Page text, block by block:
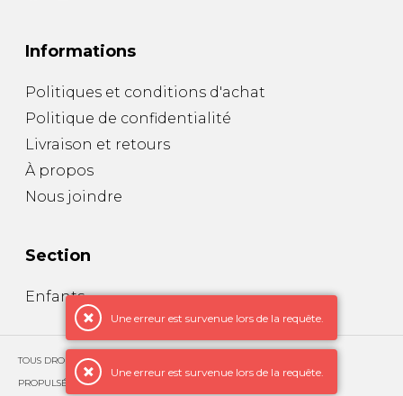
Informations
Politiques et conditions d'achat
Politique de confidentialité
Livraison et retours
À propos
Nous joindre
Section
Enfants
TOUS DROITS RÉSERVÉS © COPYRIGHT 2026 – CUIRS EXCLUSIFS
PROPULSÉ PAR
Une erreur est survenue lors de la requête.
Une erreur est survenue lors de la requête.